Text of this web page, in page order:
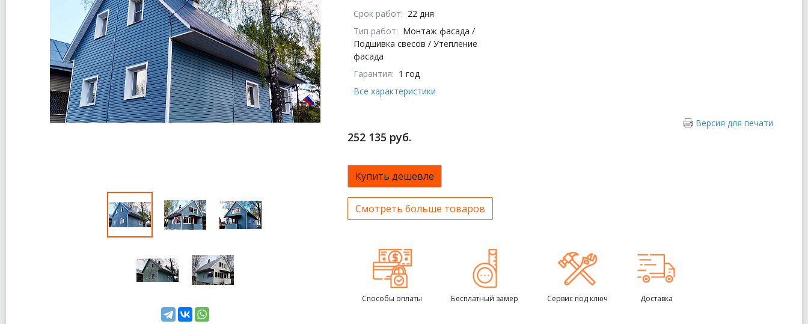
Срок работ: 22 дня
Тип работ: Монтаж фасада /
Подшивка свесов / Утепление
фасада
Гарантия: 1 год
Все характеристики
Версия для печати
252 135 руб.
Купить дешевле
Смотреть больше товаров
Способы оплаты Бесплатный замер Сервис под ключ Доставка